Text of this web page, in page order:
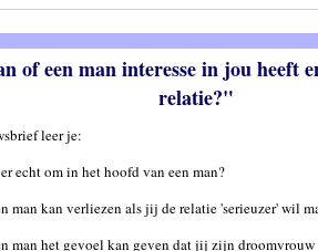
of een man interesse in jou heeft
relatie?"
leer je:
echt om in het hoofd van een man?
man kan verliezen als jij de relatie 'serieuzer' wil
man het gevoel kan geven dat jij zijn droomvrouw